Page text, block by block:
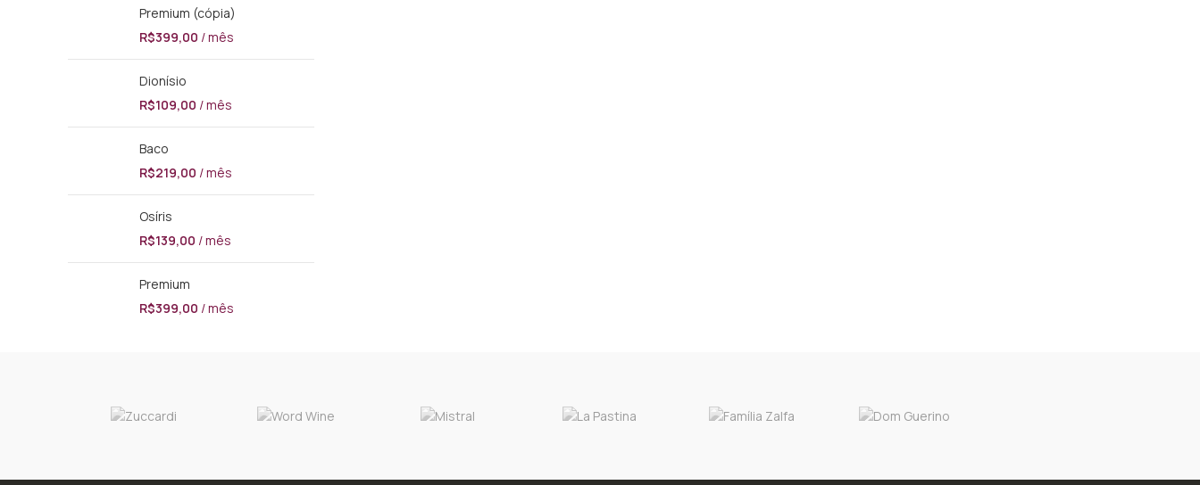
Premium (cópia)
R$399,00 / mês
Dionísio
R$109,00 / mês
Baco
R$219,00 / mês
Osíris
R$139,00 / mês
Premium
R$399,00 / mês